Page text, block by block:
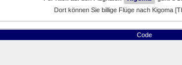
Dort können Sie billige Flüge nach Kigoma
Code